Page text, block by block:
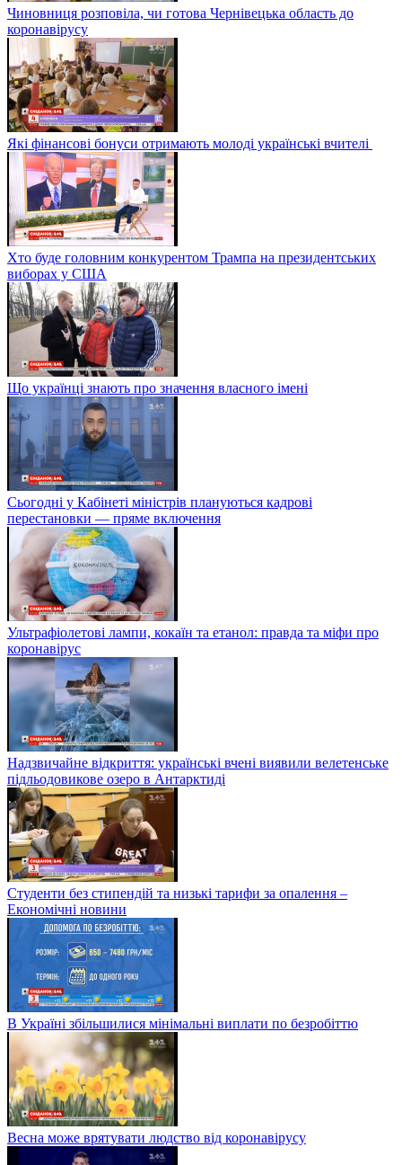
Чиновниця розповіла, чи готова Чернівецька область до
коронавірусу
Які фінансові бонуси отримають молоді українські вчителі
Хто буде головним конкурентом Трампа на президентських
виборах у США
Що українці знають про значення власного імені
Сьогодні у Кабінеті міністрів плануються кадрові
перестановки — пряме включення
Ультрафіолетові лампи, кокаїн та етанол: правда та міфи про
коронавірус
Надзвичайне відкриття: українські вчені виявили велетенське
підльодовикове озеро в Антарктиді
Студенти без стипендій та низькі тарифи за опалення –
Економічні новини
В Україні збільшилися мінімальні виплати по безробіттю
Весна може врятувати людство від коронавірусу